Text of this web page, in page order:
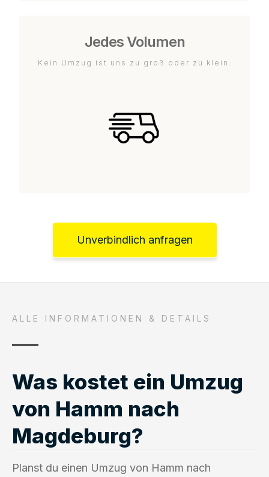
Jedes Volumen
Kein Umzug ist uns zu groß oder zu klein.
Unverbindlich anfragen
ALLE INFORMATIONEN & DETAILS
Was kostet ein Umzug
von Hamm nach
Magdeburg?
Planst du einen Umzug von Hamm nach